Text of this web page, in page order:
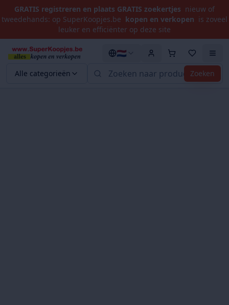
GRATIS registreren en plaats GRATIS zoekertjes nieuw of
tweedehands: op SuperKoopjes.be kopen en verkopen is zoveel
leuker en efficiënter op deze site
Alle categorieën Zoeken
🇳🇱